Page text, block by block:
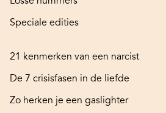
Speciale edities
21 kenmerken van een narcist
De 7 crisisfasen in de liefde
Zo herken je een gaslighter